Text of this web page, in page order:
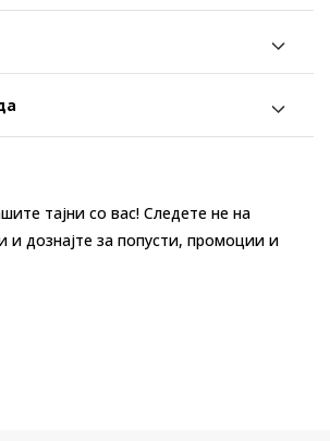
тајни со вас! Следете не на
и дознајте за попусти, промоции и